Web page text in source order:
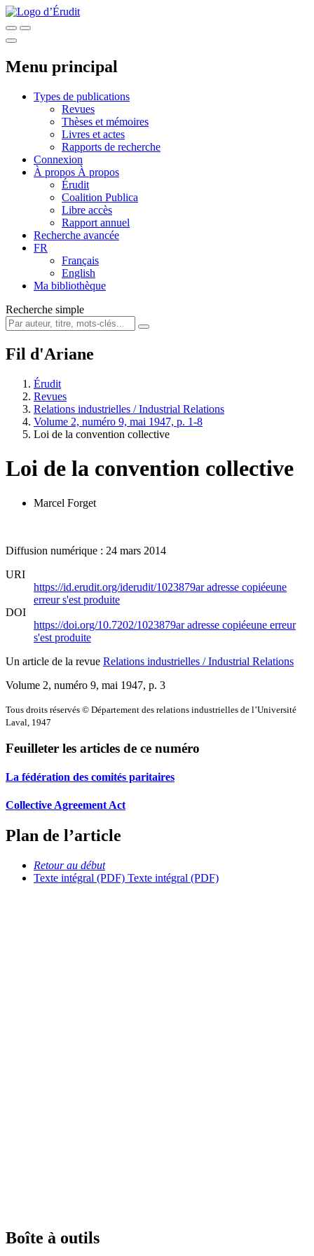
Menu principal
Types de publications
Revues
Thèses et mémoires
Livres et actes
Rapports de recherche
Connexion
À propos À propos
Érudit
Coalition Publica
Libre accès
Rapport annuel
Recherche avancée
FR
Français
English
Ma bibliothèque
Recherche simple
Fil d'Ariane
Érudit
Revues
Relations industrielles / Industrial Relations
Volume 2, numéro 9, mai 1947, p. 1-8
Loi de la convention collective
Loi de la convention collective
Marcel Forget
Diffusion numérique : 24 mars 2014
URI
https://id.erudit.org/iderudit/1023879aradresse copiéeune
erreur s'est produite
DOI
https://doi.org/10.7202/1023879aradresse copiéeune erreur
s'est produite
Un article de la revue Relations industrielles / Industrial Relations
Volume 2, numéro 9, mai 1947, p. 3
Tous droits réservés © Département des relations industrielles de l’Université
Laval, 1947
Feuilleter les articles de ce numéro
La fédération des comités paritaires
Collective Agreement Act
Plan de l’article
Retour au début
Texte intégral (PDF) Texte intégral (PDF)
Boîte à outils